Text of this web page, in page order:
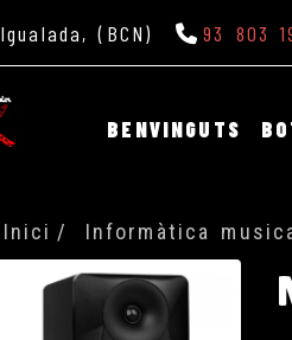
Igualada,(BCN) 93 803
BENVINGUTS
Inici Informàtica